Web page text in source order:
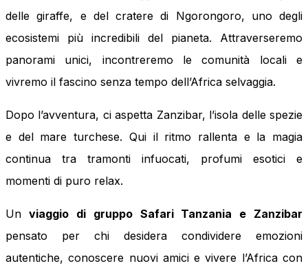
delle giraffe, e del cratere di Ngorongoro, uno degli
ecosistemi più incredibili del pianeta. Attraverseremo
panorami unici, incontreremo le comunità locali e
vivremo il fascino senza tempo dell’Africa selvaggia.
Dopo l’avventura, ci aspetta Zanzibar, l’isola delle spezie
e del mare turchese. Qui il ritmo rallenta e la magia
continua tra tramonti infuocati, profumi esotici e
momenti di puro relax.
Un viaggio di gruppo Safari Tanzania e Zanzibar
pensato per chi desidera condividere emozioni
autentiche, conoscere nuovi amici e vivere l’Africa con